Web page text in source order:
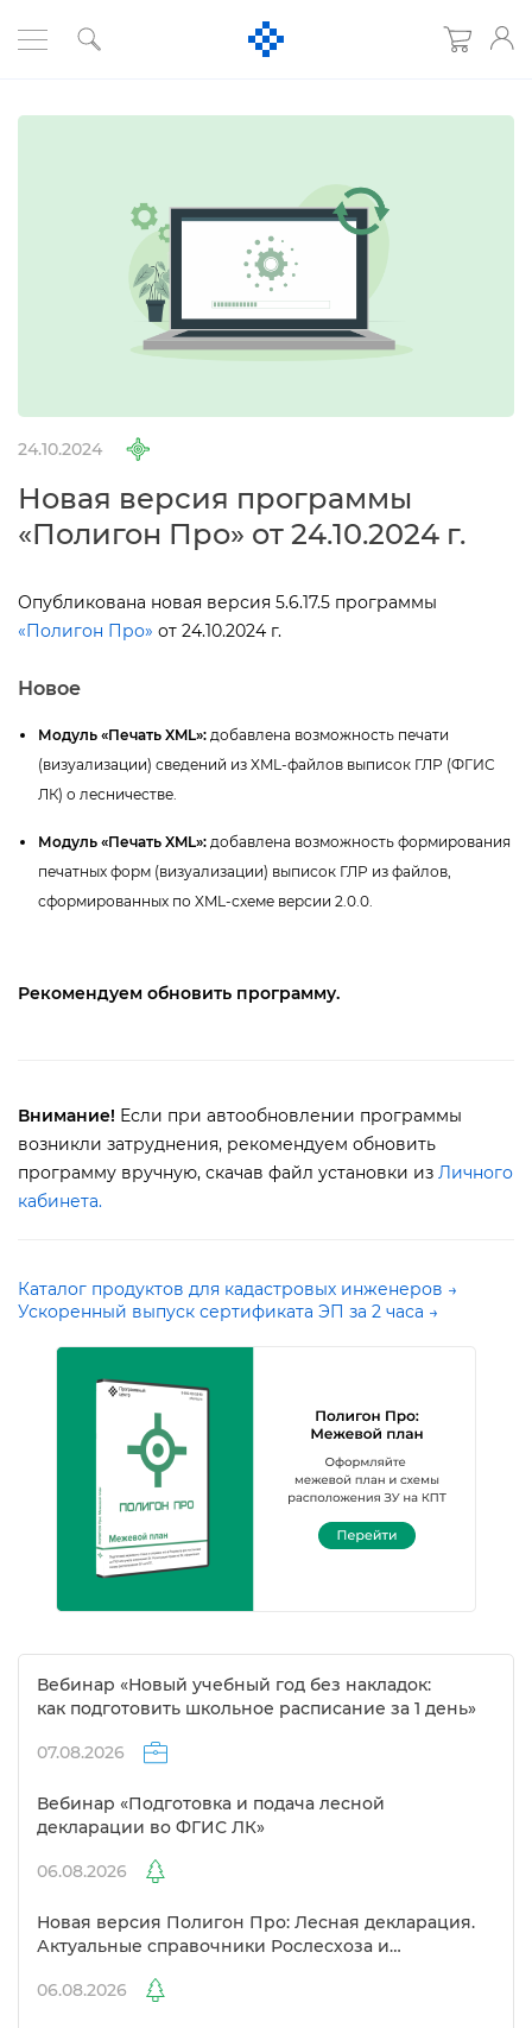
24.10.2024
Новая версия программы
«Полигон Про» от 24.10.2024 г.
Опубликована новая версия 5.6.17.5 программы
«Полигон Про» от 24.10.2024 г.
Новое
Модуль «Печать XML»:добавлена возможность печати
(визуализации) сведений из XML-файлов выписок ГЛР (ФГИС
ЛК) о лесничестве.
Модуль «Печать XML»:добавлена возможность формирования
печатных форм (визуализации) выписок ГЛР из файлов,
сформированных по XML-схеме версии 2.0.0.
Рекомендуем обновить программу.
нимание! Если при автообновлении программы
озникли затруднения, рекомендуем обновить
программу вручную, скачав файл установки из Личного
кабинета.
Каталог продуктов для кадастровых инженеров →
Ускоренный выпуск сертификата ЭП за 2 часа →
ебинар «Новый учебный год без накладок:
как подготовить школьное расписание за 1 день»
07.08.2026
ебинар «Подготовка и подача лесной
декларации во ФГИС ЛК»
06.08.2026
Новая версия Полигон Про: Лесная декларация.
Актуальные справочники Рослесхоза и
06.08.2026